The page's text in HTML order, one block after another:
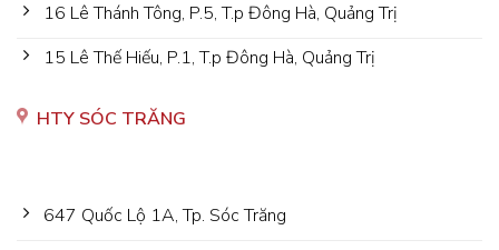
16 Lê Thánh Tông, P.5, T.p Đông Hà, Quảng Trị
15 Lê Thế Hiếu, P.1, T.p Đông Hà, Quảng Trị
HTY SÓC TRĂNG
647 Quốc Lộ 1A, Tp. Sóc Trăng